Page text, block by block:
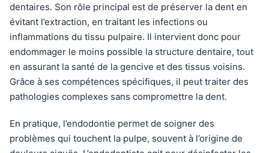
dentaires. Son rôle principal est de préserver la dent en
évitant l’extraction, en traitant les infections ou
inflammations du tissu pulpaire. Il intervient donc pour
endommager le moins possible la structure dentaire, tout
en assurant la santé de la gencive et des tissus voisins.
Grâce à ses compétences spécifiques, il peut traiter des
pathologies complexes sans compromettre la dent.
En pratique, l’endodontie permet de soigner des
problèmes qui touchent la pulpe, souvent à l’origine de